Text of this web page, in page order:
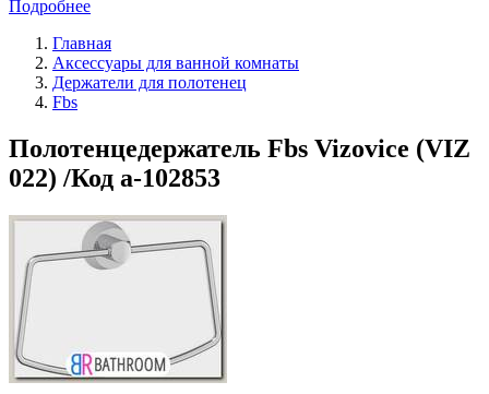
Подробнее
Главная
Аксессуары для ванной комнаты
Держатели для полотенец
Fbs
Полотенцедержатель Fbs Vizovice (VIZ
022) /Код a-102853